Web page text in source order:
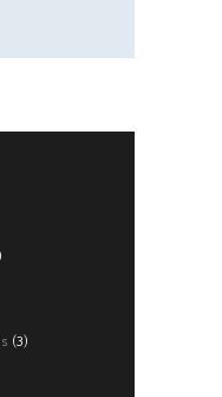
(3)